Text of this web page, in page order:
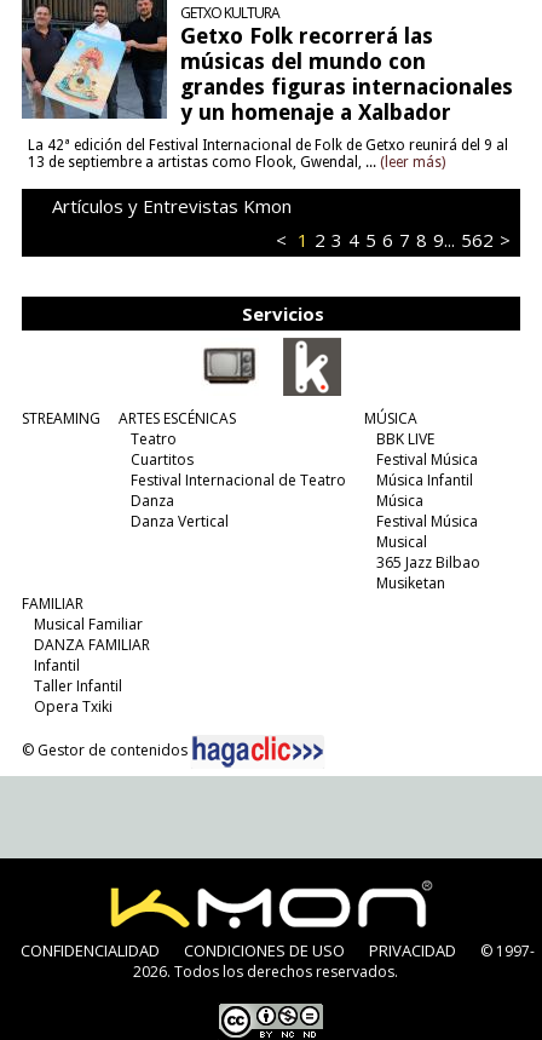
GETXO KULTURA
Getxo Folk recorrerá las
músicas del mundo con
grandes figuras internacionales
y un homenaje a Xalbador
La 42ª edición del Festival Internacional de Folk de Getxo reunirá del 9 al
13 de septiembre a artistas como Flook, Gwendal, ... (leer más)
Artículos y Entrevistas Kmon
< 1 2 3 4 5 6 7 8 9... 562 >
Servicios
STREAMING
ARTES ESCÉNICAS
Teatro
Cuartitos
Festival Internacional de Teatro
Danza
Danza Vertical
MÚSICA
BBK LIVE
Festival Música
Música Infantil
Música
Festival Música
Musical
365 Jazz Bilbao
Musiketan
FAMILIAR
Musical Familiar
DANZA FAMILIAR
Infantil
Taller Infantil
Opera Txiki
© Gestor de contenidos
CONFIDENCIALIDAD CONDICIONES DE USO PRIVACIDAD
© 1997-
2026. Todos los derechos reservados.